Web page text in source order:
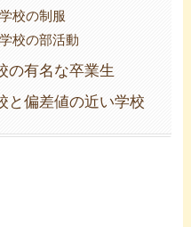
校の制服
校の部活動
の有名な卒業生
と偏差値の近い学校